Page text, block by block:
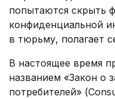
попытаются скрыть
конфиденциальной
в тюрьму, полагает
В настоящее время
названием «Закон о
потребителей»